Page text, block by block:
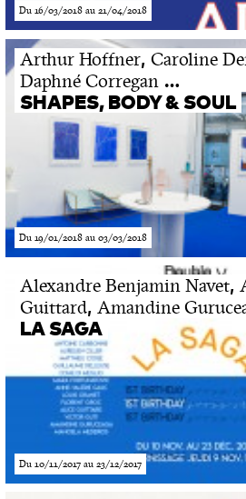
Du 16/03/2018 au 21/04/2018
Arthur Hoffner, Caroline
Daphné Corregan …
SHAPES, BODY & SOUL
Du 19/01/2018 au 03/03/2018
Alexandre Benjamin Navet,
Guittard, Amandine
LA SAGA
Du 10/11/2017 au 23/12/2017